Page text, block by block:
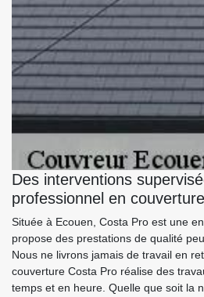
Des interventions
professionnel en couverture
Située à Ecouen, Costa Pro est une
propose des prestations de qualité
Nous ne livrons jamais de travail en
couverture Costa Pro réalise des
temps et en heure. Quelle que soit la